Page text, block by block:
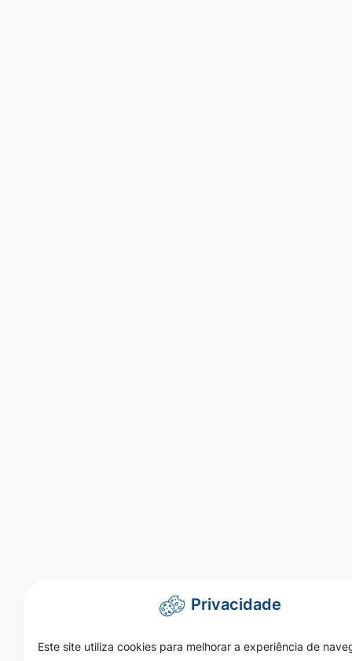
Privacidade
Este site utiliza cookies para melhorar a experiência de